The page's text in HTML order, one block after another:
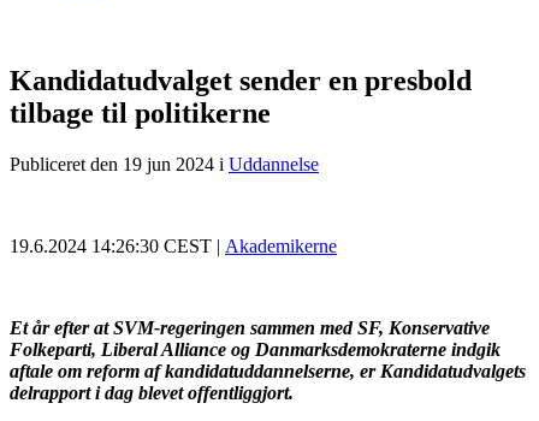
Kandidatudvalget sender en presbold
tilbage til politikerne
Publiceret den 19 jun 2024 i Uddannelse
19.6.2024 14:26:30 CEST | Akademikerne
Et år efter at SVM-regeringen sammen med SF, Konservative
Folkeparti, Liberal Alliance og Danmarksdemokraterne indgik
aftale om reform af kandidatuddannelserne, er Kandidatudvalgets
delrapport i dag blevet offentliggjort.